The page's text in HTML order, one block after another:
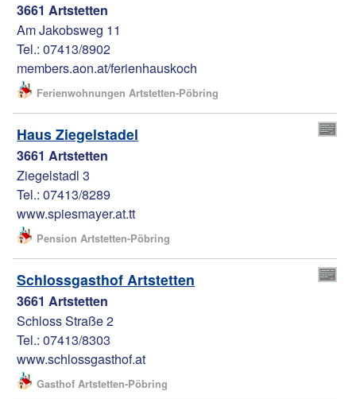
3661 Artstetten
Am Jakobsweg 11
Tel.: 07413/8902
members.aon.at/ferienhauskoch
Ferienwohnungen Artstetten-Pöbring
Haus Ziegelstadel
3661 Artstetten
Ziegelstadl 3
Tel.: 07413/8289
www.spiesmayer.at.tt
Pension Artstetten-Pöbring
Schlossgasthof Artstetten
3661 Artstetten
Schloss Straße 2
Tel.: 07413/8303
www.schlossgasthof.at
Gasthof Artstetten-Pöbring